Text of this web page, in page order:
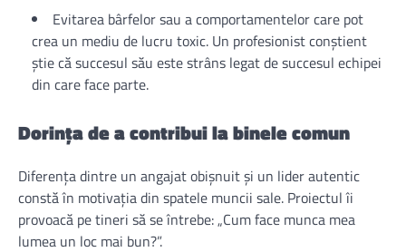
Evitarea bârfelor sau a comportamentelor care pot
crea un mediu de lucru toxic. Un profesionist conștient
știe că succesul său este strâns legat de succesul echipei
din care face parte.
Dorința de a contribui la binele comun
Diferența dintre un angajat obișnuit și un lider autentic
constă în motivația din spatele muncii sale. Proiectul îi
provoacă pe tineri să se întrebe: „Cum face munca mea
lumea un loc mai bun?”.